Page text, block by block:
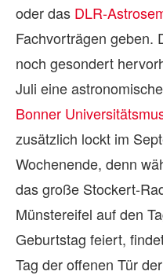
oder das DLR-
Fachvorträgen geben.
noch gesondert
Juli eine
Bonner
zusätzlich lockt im
Wochenende, denn
das große Stockert-
Münstereifel auf den
Geburtstag feiert,
Tag der offenen Tür